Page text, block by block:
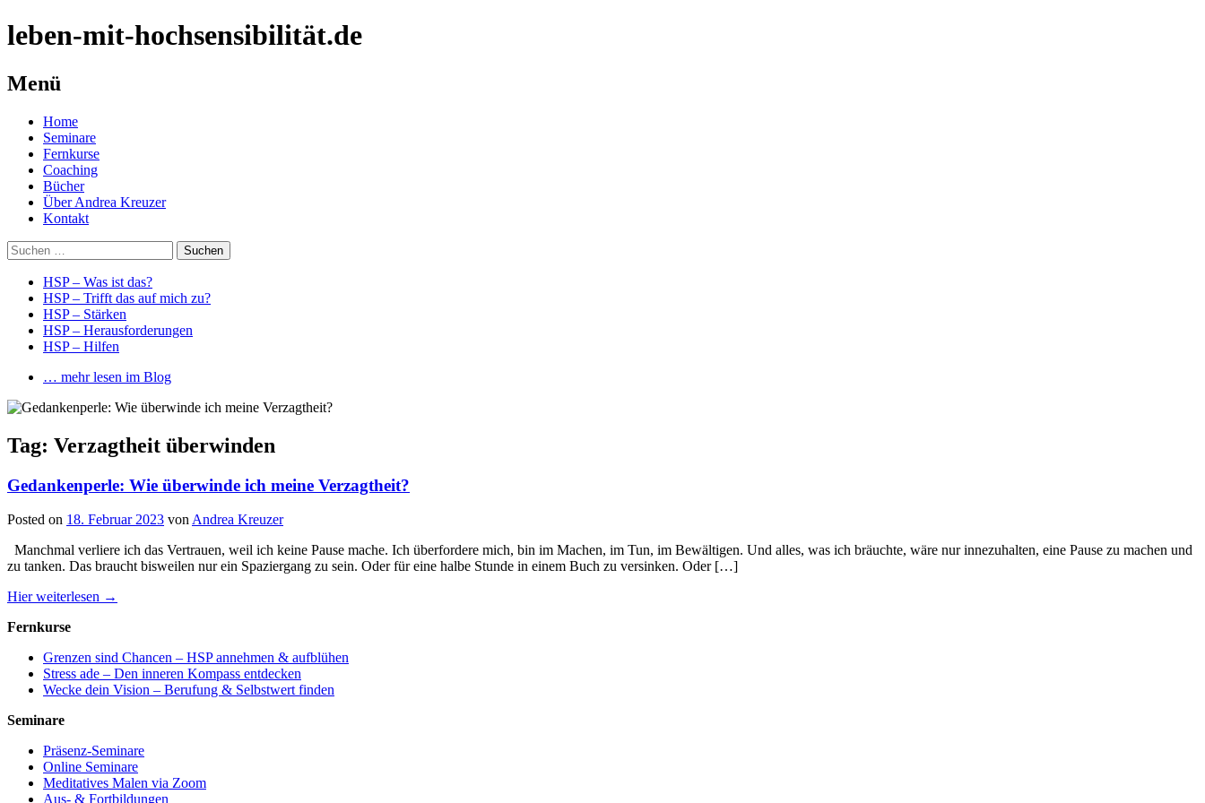
leben-mit-hochsensibilität.de
Menü
Springe
zum
Inhalt
Home
Seminare
Fernkurse
Coaching
Bücher
Über Andrea Kreuzer
Kontakt
Suchen
nach:
HSP – Was ist das?
HSP – Trifft das auf mich zu?
HSP – Stärken
HSP – Herausforderungen
HSP – Hilfen
… mehr lesen im Blog
Tag: Verzagtheit überwinden
Gedankenperle: Wie überwinde ich meine Verzagtheit?
Posted on 18. Februar 2023 von Andrea Kreuzer
Manchmal verliere ich das Vertrauen, weil ich keine Pause mache. Ich überfordere mich, bin im Machen, im Tun, im Bewältigen. Und alles, was ich bräuchte, wäre nur innezuhalten, eine Pause zu machen und
zu tanken. Das braucht bisweilen nur ein Spaziergang zu sein. Oder für eine halbe Stunde in einem Buch zu versinken. Oder […]
Hier weiterlesen →
Fernkurse
Grenzen sind Chancen – HSP annehmen & aufblühen
Stress ade – Den inneren Kompass entdecken
Wecke dein Vision – Berufung & Selbstwert finden
Seminare
Präsenz-Seminare
Online Seminare
Meditatives Malen via Zoom
Aus- & Fortbildungen